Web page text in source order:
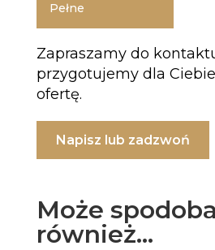
Zapraszamy do
przygotujemy dla
ofertę.
Napisz lub zadzwoń
Może
również…